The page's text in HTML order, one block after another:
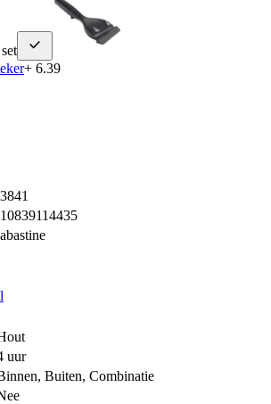
+ 6.39
uur
, Buiten, Combinatie